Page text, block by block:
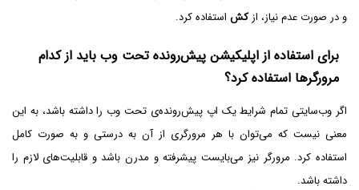
و در صورت عدم نیاز، ازکش استفاده کرد.
برای استفاده از اپلیکیشن پیش‌رونده‌ تحت وب باید از کدام
مرورگرها استفاده کرد؟
اگر وب‌سایتی تمام شرایط یک اپ پیش‌رونده‌ی تحت وب را داشته باشد، به این
معنی نیست که می‌توان با هر مرورگری از آن به درستی و به صورت کامل
استفاده کرد. مرورگر نیز می‌بایست پیشرفته و مدرن باشد و قابلیت‌های لازم را
داشته باشد.